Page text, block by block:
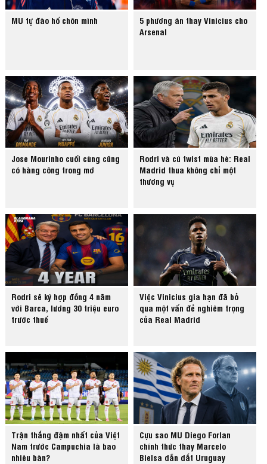
MU tự đào hố chôn mình
5 phương án thay Vinicius cho
Arsenal
Jose Mourinho cuối cùng cũng
có hàng công trong mơ
Rodri và cú twist mùa hè: Real
Madrid thua không chỉ một
thương vụ
Rodri sẽ ký hợp đồng 4 năm
với Barca, lương 30 triệu euro
trước thuế
Việc Vinicius gia hạn đã bỏ
qua một vấn đề nghiêm trọng
của Real Madrid
Trận thắng đậm nhất của Việt
Nam trước Campuchia là bao
nhiêu bàn?
Cựu sao MU Diego Forlan
chính thức thay Marcelo
Bielsa dẫn dắt Uruguay